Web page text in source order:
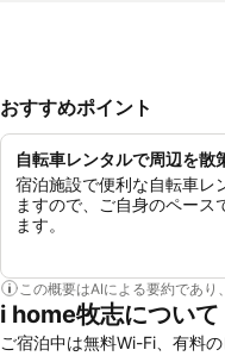
おすすめポイント
自転車レンタルで周辺を散
宿泊施設で便利な自転車レ
ますので、ご自身のペース
ます。
この概要はAIによる要約であり
i home牧志について
ご宿泊中は無料Wi-Fi、有料